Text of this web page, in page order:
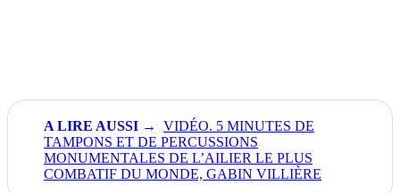
VIDÉO. 5 MINUTES DE
TAMPONS ET DE PERCUSSIONS
MONUMENTALES DE L’AILIER LE PLUS
COMBATIF DU MONDE, GABIN VILLIÈRE